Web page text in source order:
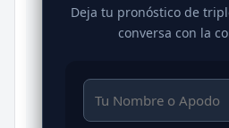
Deja tu pronóstico de
conversa con la